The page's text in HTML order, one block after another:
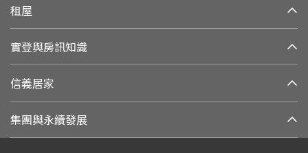
租屋
實登與房訊知識
信義居家
集團與永續發展